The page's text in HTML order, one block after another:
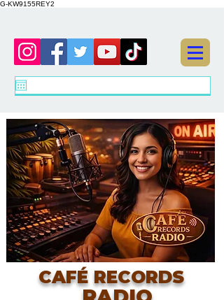
G-KW9155REY2
CAFÉ RECORDS